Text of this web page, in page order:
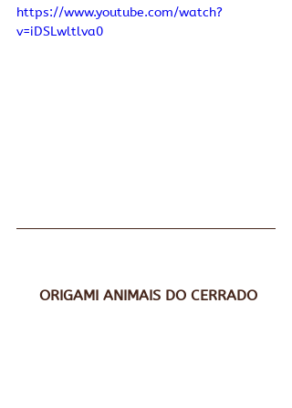
https://www.youtube.com/watch?
v=iDSLwltlva0
ORIGAMI ANIMAIS DO CERRADO